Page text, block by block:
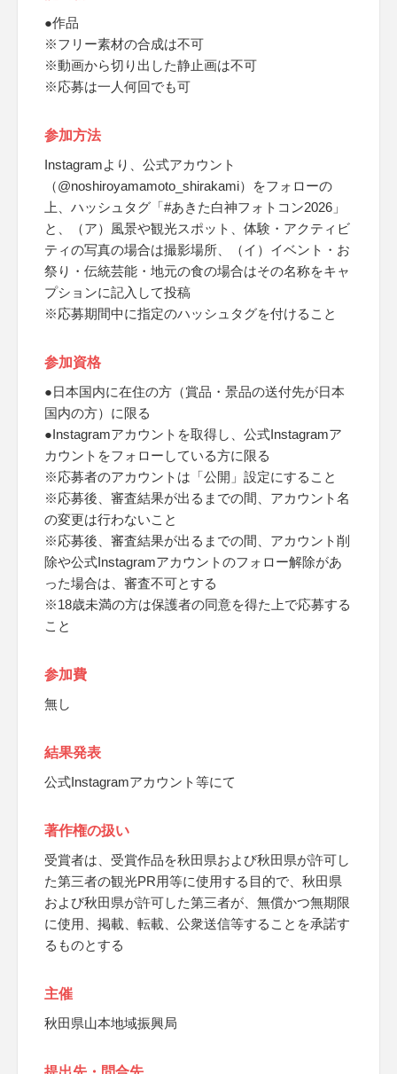
●作品
※フリー素材の合成は不可
※動画から切り出した静止画は不可
※応募は一人何回でも可
参加方法
Instagramより、公式アカウント
（@noshiroyamamoto_shirakami）をフォローの
上、ハッシュタグ「#あきた白神フォトコン2026」
と、（ア）風景や観光スポット、体験・アクティビ
ティの写真の場合は撮影場所、（イ）イベント・お
祭り・伝統芸能・地元の食の場合はその名称をキャ
プションに記入して投稿
※応募期間中に指定のハッシュタグを付けること
参加資格
●日本国内に在住の方（賞品・景品の送付先が日本
国内の方）に限る
●Instagramアカウントを取得し、公式Instagramア
カウントをフォローしている方に限る
※応募者のアカウントは「公開」設定にすること
※応募後、審査結果が出るまでの間、アカウント名
の変更は行わないこと
※応募後、審査結果が出るまでの間、アカウント削
除や公式Instagramアカウントのフォロー解除があ
った場合は、審査不可とする
※18歳未満の方は保護者の同意を得た上で応募する
こと
参加費
無し
結果発表
公式Instagramアカウント等にて
著作権の扱い
受賞者は、受賞作品を秋田県および秋田県が許可し
た第三者の観光PR用等に使用する目的で、秋田県
および秋田県が許可した第三者が、無償かつ無期限
に使用、掲載、転載、公衆送信等することを承諾す
るものとする
主催
秋田県山本地域振興局